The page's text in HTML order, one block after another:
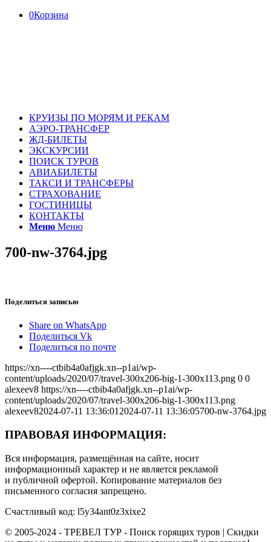
0Корзина
КРУИЗЫ ПО МОРЯМ И РЕКАМ
АЭРО-ТРАНСФЕР
ЖД-БИЛЕТЫ
ЭКСКУРСИИ
ПОИСК ТУРОВ
АВИАБИЛЕТЫ
ТАКСИ И ТРАНСФЕРЫ
СТРАХОВАНИЕ
ГОСТИНИЦЫ
КОНТАКТЫ
Меню Меню
700-nw-3764.jpg
Поделиться записью
Share on WhatsApp
Поделиться Vk
Поделиться по почте
https://xn----ctbib4a0afjgk.xn--p1ai/wp-
content/uploads/2020/07/travel-300x206-big-1-300x113.png 0 0
alexeev8 https://xn----ctbib4a0afjgk.xn--p1ai/wp-
content/uploads/2020/07/travel-300x206-big-1-300x113.png
alexeev82024-07-11 13:36:01 2024-07-11 13:36:05700-nw-3764.jpg
ПРАВОВАЯ ИНФОРМАЦИЯ:
Вся информация, размещённая на сайте, носит
информационный характер и не является рекламой
и публичной офертой. Копирование материалов без
письменного согласия запрещено.
Счастливый код: l5y34ant0z3xixe2
© 2005-2024 - ТРЕВЕЛ ТУР - Поиск горящих туров | Скидки